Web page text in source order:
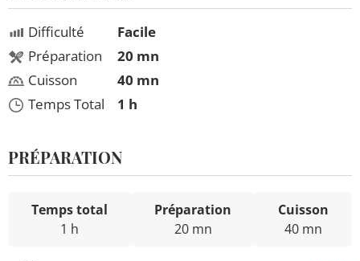
Difficulté
Préparation
Cuisson
Temps Total
Facile
20 mn
40 mn
1 h
PRÉPARATION
Temps total
1 h
Préparation
20 mn
Cuisson
40 mn